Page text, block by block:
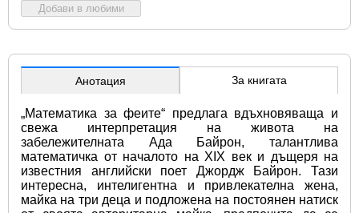
Добави в любими
Анотация За книгата
„Математика за феите“ предлага вдъхновяваща и
свежа интерпретация на живота на
забележителната Ада Байрон, талантлива
математичка от началото на XIX век и дъщеря на
известния английски поет Джордж Байрон. Тази
интересна, интелигентна и привлекателна жена,
майка на три деца и подложена на постоянен натиск